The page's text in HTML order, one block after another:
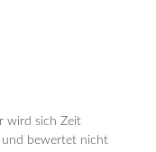
wird sich Zeit
und bewertet nicht